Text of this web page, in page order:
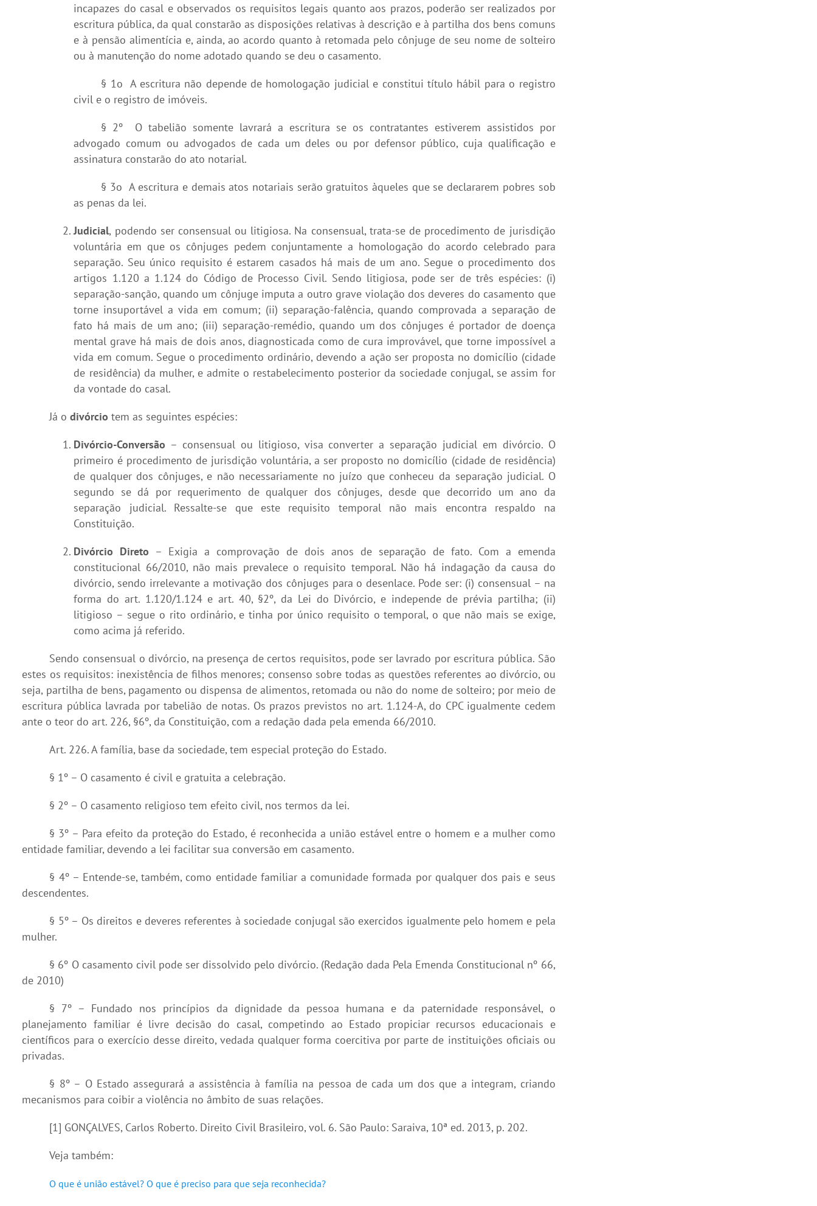
incapazes do casal e observados os requisitos legais quanto aos prazos, poderão ser realizados por
escritura pública, da qual constarão as disposições relativas à descrição e à partilha dos bens comuns
e à pensão alimentícia e, ainda, ao acordo quanto à retomada pelo cônjuge de seu nome de solteiro
ou à manutenção do nome adotado quando se deu o casamento.
§ 1o A escritura não depende de homologação judicial e constitui título hábil para o registro
civil e o registro de imóveis.
§ 2º O tabelião somente lavrará a escritura se os contratantes estiverem assistidos por
advogado comum ou advogados de cada um deles ou por defensor público, cuja qualificação e
assinatura constarão do ato notarial.
§ 3o A escritura e demais atos notariais serão gratuitos àqueles que se declararem pobres sob
as penas da lei.
Judicial, podendo ser consensual ou litigiosa. Na consensual, trata-se de procedimento de jurisdição
voluntária em que os cônjuges pedem conjuntamente a homologação do acordo celebrado para
separação. Seu único requisito é estarem casados há mais de um ano. Segue o procedimento dos
artigos 1.120 a 1.124 do Código de Processo Civil. Sendo litigiosa, pode ser de três espécies: (i)
separação-sanção, quando um cônjuge imputa a outro grave violação dos deveres do casamento que
torne insuportável a vida em comum; (ii) separação-falência, quando comprovada a separação de
fato há mais de um ano; (iii) separação-remédio, quando um dos cônjuges é portador de doença
mental grave há mais de dois anos, diagnosticada como de cura improvável, que torne impossível a
vida em comum. Segue o procedimento ordinário, devendo a ação ser proposta no domicílio (cidade
de residência) da mulher, e admite o restabelecimento posterior da sociedade conjugal, se assim for
da vontade do casal.
Já odivórcio tem as seguintes espécies:
Divórcio-Conversão – consensual ou litigioso, visa converter a separação judicial em divórcio. O
primeiro é procedimento de jurisdição voluntária, a ser proposto no domicílio (cidade de residência)
de qualquer dos cônjuges, e não necessariamente no juízo que conheceu da separação judicial. O
segundo se dá por requerimento de qualquer dos cônjuges, desde que decorrido um ano da
separação judicial. Ressalte-se que este requisito temporal não mais encontra respaldo na
Constituição.
Divórcio Direto – Exigia a comprovação de dois anos de separação de fato. Com a emenda
constitucional 66/2010, não mais prevalece o requisito temporal. Não há indagação da causa do
divórcio, sendo irrelevante a motivação dos cônjuges para o desenlace. Pode ser: (i) consensual – na
forma do art. 1.120/1.124 e art. 40, §2º, da Lei do Divórcio, e independe de prévia partilha; (ii)
litigioso – segue o rito ordinário, e tinha por único requisito o temporal, o que não mais se exige,
como acima já referido.
Sendo consensual o divórcio, na presença de certos requisitos, pode ser lavrado por escritura pública. São
estes os requisitos: inexistência de filhos menores; consenso sobre todas as questões referentes ao divórcio, ou
seja, partilha de bens, pagamento ou dispensa de alimentos, retomada ou não do nome de solteiro; por meio de
escritura pública lavrada por tabelião de notas. Os prazos previstos no art. 1.124-A, do CPC igualmente cedem
ante o teor do art. 226, §6º, da Constituição, com a redação dada pela emenda 66/2010.
Art. 226. A família, base da sociedade, tem especial proteção do Estado.
§ 1º – O casamento é civil e gratuita a celebração.
§ 2º – O casamento religioso tem efeito civil, nos termos da lei.
§ 3º – Para efeito da proteção do Estado, é reconhecida a união estável entre o homem e a mulher como
entidade familiar, devendo a lei facilitar sua conversão em casamento.
§ 4º – Entende-se, também, como entidade familiar a comunidade formada por qualquer dos pais e seus
descendentes.
§ 5º – Os direitos e deveres referentes à sociedade conjugal são exercidos igualmente pelo homem e pela
mulher.
§ 6º O casamento civil pode ser dissolvido pelo divórcio. (Redação dada Pela Emenda Constitucional nº 66,
de 2010)
§ 7º – Fundado nos princípios da dignidade da pessoa humana e da paternidade responsável, o
planejamento familiar é livre decisão do casal, competindo ao Estado propiciar recursos educacionais e
científicos para o exercício desse direito, vedada qualquer forma coercitiva por parte de instituições oficiais ou
privadas.
§ 8º – O Estado assegurará a assistência à família na pessoa de cada um dos que a integram, criando
mecanismos para coibir a violência no âmbito de suas relações.
[1] GONÇALVES, Carlos Roberto. Direito Civil Brasileiro, vol. 6. São Paulo: Saraiva, 10ª ed. 2013, p. 202.
Veja também:
O que é união estável? O que é preciso para que seja reconhecida?